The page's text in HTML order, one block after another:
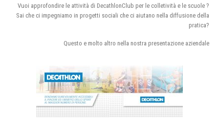
Vuoi approfondire le attività di DecathlonClub per le colletività e le scuole ?
Sai che ci impegniamo in progetti sociali che ci aiutano nella diffusione della
pratica?
Questo e molto altro nella nostra presentazione aziendale